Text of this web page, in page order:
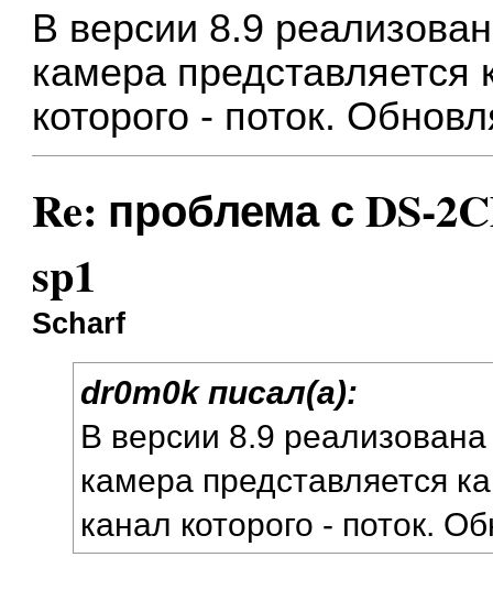
В версии 8.9
камера
которого - поток.
Re: проблема с DS-
sp1
Scharf
dr0m0k писал(а):
В версии 8.9
камера представляется
канал которого - поток.